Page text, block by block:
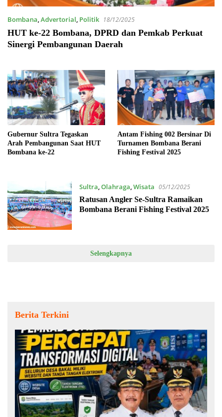
Bombana,Advertorial, Politik 18/12/2025
HUT ke-22 Bombana, DPRD dan Pemkab Perkuat
Sinergi Pembangunan Daerah
Gubernur Sultra Tegaskan
Arah Pembangunan Saat HUT
Bombana ke-22
Antam Fishing 002 Bersinar Di
Turnamen Bombana Berani
Fishing Festival 2025
Sultra,Olahraga,Wisata 05/12/2025
Ratusan Angler Se-Sultra Ramaikan
Bombana Berani Fishing Festival 2025
Selengkapnya
Berita Terkini